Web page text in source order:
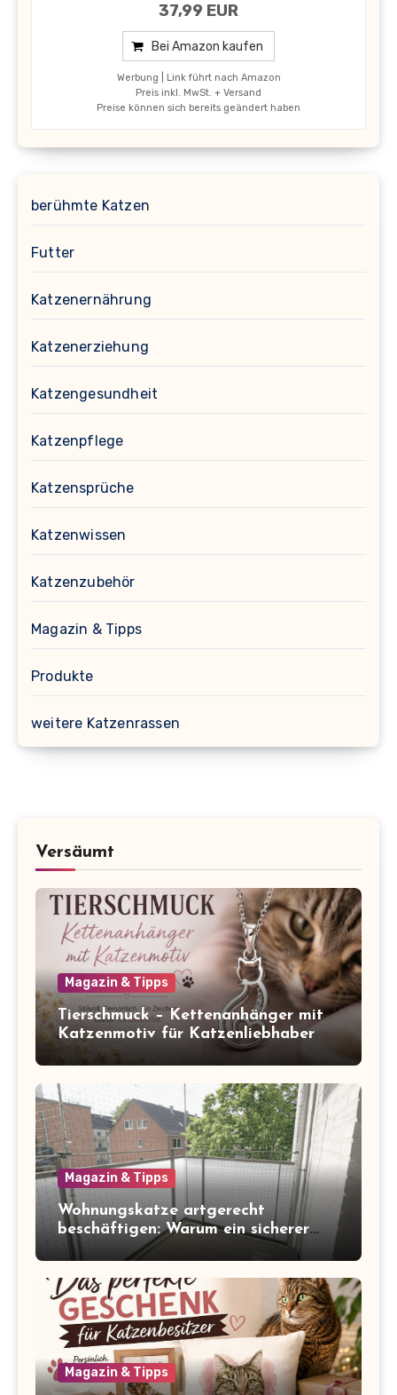
37,99 EUR
Bei Amazon kaufen
Werbung | Link führt nach Amazon
Preis inkl. MwSt. + Versand
Preise können sich bereits geändert haben
berühmte Katzen
Futter
Katzenernährung
Katzenerziehung
Katzengesundheit
Katzenpflege
Katzensprüche
Katzenwissen
Katzenzubehör
Magazin & Tipps
Produkte
weitere Katzenrassen
Versäumt
Magazin & Tipps
Tierschmuck – Kettenanhänger mit
Katzenmotiv für Katzenliebhaber
Magazin & Tipps
Wohnungskatze artgerecht
beschäftigen: Warum ein sicherer
Balkon zum Freigang dazugehört
Magazin & Tipps